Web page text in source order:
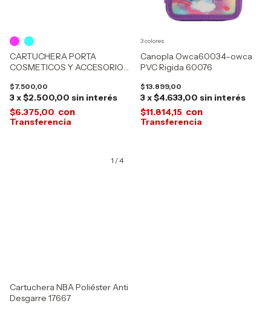
CARTUCHERA PORTA
COSMETICOS Y ACCESORIOS
$7.500,00
3x$2.500,00 sin interés
$6.375,00 con
Canopla Owca60034-owca
PVC Rigida 60076
$13.899,00
3x$4.633,00 sin interés
$11.814,15 con
3 colores
1 /4
Cartuchera NBA Poliéster Anti
Desgarre 17667